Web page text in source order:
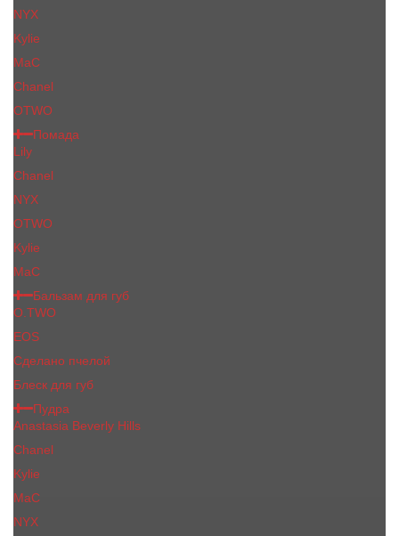
NYX
Kylie
MaC
Сhanеl
OTWO
Помада
Lily
Chanel
NYX
OTWO
Kylie
МаС
Бальзам для губ
O.TWO
EOS
Сделано пчелой
Блеск для губ
Пудра
Anastasia Beverly Hills
Chanel
Kylie
MaC
NYX